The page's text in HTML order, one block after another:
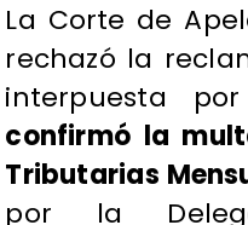
La Corte de
rechazó la
interpuesta
confirmó la
Tributarias
por la